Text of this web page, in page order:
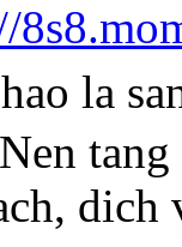
la
dich